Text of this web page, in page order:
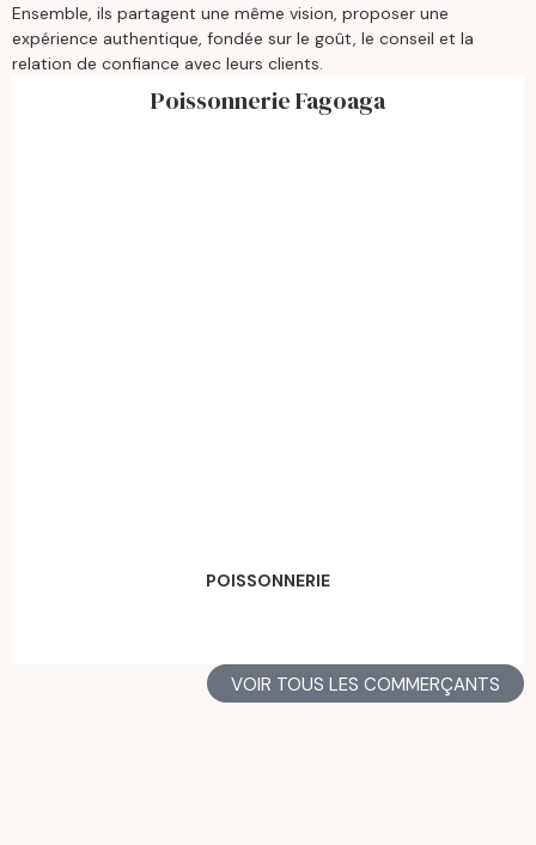
Poissonnerie Fagoaga
POISSONNERIE
Poissonnerie Fagoaga
VOIR TOUS LES COMMERÇANTS
Ensemble, ils partagent une même vision, proposer une
expérience authentique, fondée sur le goût, le conseil et la
relation de confiance avec leurs clients.